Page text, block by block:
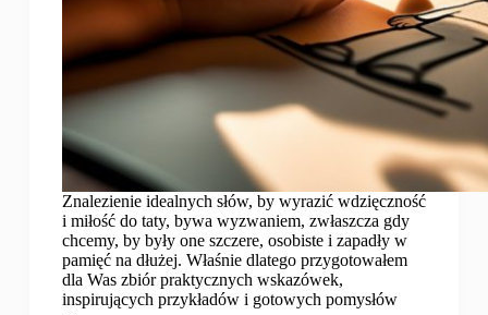
Znalezienie idealnych słów, by wyrazić wdzięczność
i miłość do taty, bywa wyzwaniem, zwłaszcza gdy
chcemy, by były one szczere, osobiste i zapadły w
pamięć na dłużej. Właśnie dlatego przygotowałem
dla Was zbiór praktycznych wskazówek,
inspirujących przykładów i gotowych pomysłów